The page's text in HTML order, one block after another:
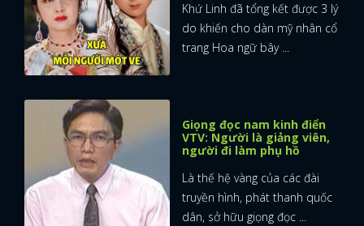
Khứ Linh đã tổng kết được 3 lý
do khiến cho dàn mỹ nhân cổ
trang Hoa ngữ bây ...
Giọng đọc nam kinh điển
VTV: Người là giảng viên,
người đi làm phụ hồ
Là thế hệ vàng của các đài
truyền hình, phát thanh quốc
dân, sở hữu giọng đọc ...